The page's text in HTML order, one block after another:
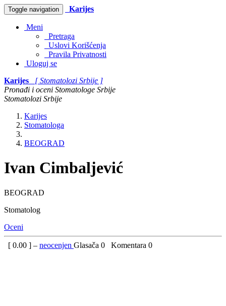
Toggle navigation Karijes
Meni
Pretraga
Uslovi Korišćenja
Pravila Privatnosti
Uloguj se
Karijes
[ Stomatolozi Srbije ]
Pronađi i oceni Stomatologe Srbije
Stomatolozi Srbije
Karijes
Stomatologa
BEOGRAD
Ivan Cimbaljević
BEOGRAD
Stomatolog
Oceni
[ 0.00 ] – neocenjen Glasača 0 Komentara 0